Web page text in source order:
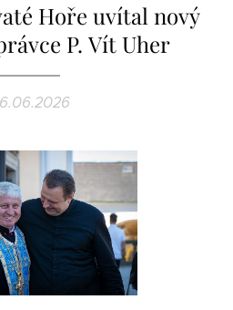
Hoře uvítal nový
P. Vít Uher